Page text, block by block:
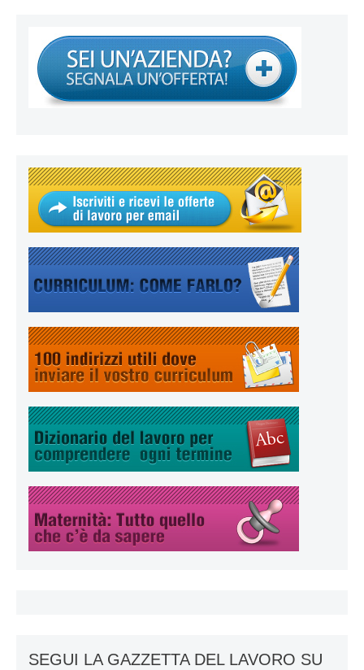
SEGUI LA GAZZETTA DEL LAVORO SU